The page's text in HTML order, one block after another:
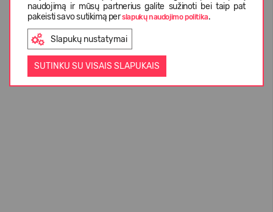
naudojimą ir mūsų partnerius galite sužinoti bei taip pat
pakeisti savo sutikimą perslapukų naudojimo politika.
Slapukų nustatymai
SUTINKU SU VISAIS SLAPUKAIS